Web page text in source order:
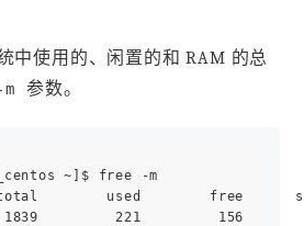
中使用的、闲置的和 RAM 的总
参数。
~]$ free -m
used        free
1839         221         156